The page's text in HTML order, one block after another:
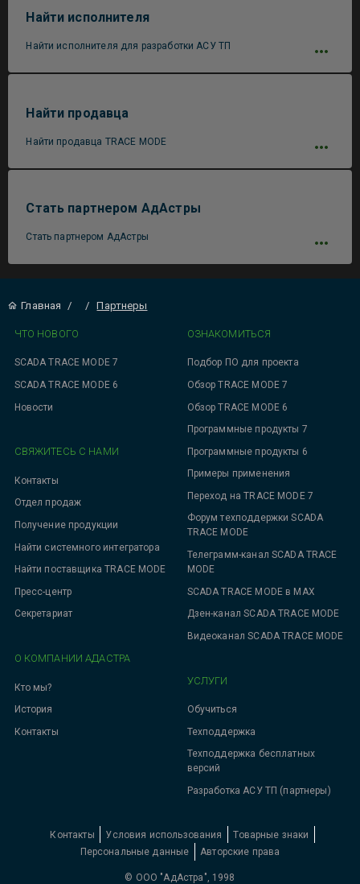
Найти исполнителя
Найти исполнителя для разработки АСУ ТП
Найти продавца
Найти продавца TRACE MODE
Стать партнером АдАстры
Стать партнером АдАстры
Главная / / Партнеры
ЧТО НОВОГО
SCADA TRACE MODE 7
SCADA TRACE MODE 6
Новости
ОЗНАКОМИТЬСЯ
Подбор ПО для проекта
Обзор TRACE MODE 7
Обзор TRACE MODE 6
Программные продукты 7
Программные продукты 6
Примеры применения
Переход на TRACE MODE 7
Форум техподдержки SCADA
TRACE MODE
Телеграмм-канал SCADA TRACE
MODE
SCADA TRACE MODE в MAX
Дзен-канал SCADA TRACE MODE
Видеоканал SCADA TRACE MODE
УСЛУГИ
Обучиться
Техподдержка
Техподдержка бесплатных
версий
Разработка АСУ ТП (партнеры)
СВЯЖИТЕСЬ С НАМИ
Контакты
Отдел продаж
Получение продукции
Найти системного интегратора
Найти поставщика TRACE MODE
Пресс-центр
Секретариат
О КОМПАНИИ АДАСТРА
Кто мы?
История
Контакты
Контакты Условия использования
Товарные знаки
Персональные данные
Авторские права
© ООО "АдАстра", 1998